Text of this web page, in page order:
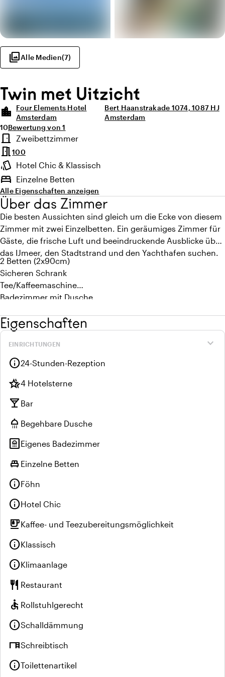
photo_libraryAlle Medien(7)
Twin met Uitzicht
location_city
Four Elements Hotel
Amsterdam
Bert Haanstrakade 1074, 1087 HJ
Amsterdam
Durchschnittliche Bewertung von 10 von 10
10Anzahl der Bewertungen: 1
Bewertung von 1
Highlights
door_front
Zimmertyp
Zweibettzimmer
meeting_room100
style
Ambiente
Hotel Chic & Klassisch
bed Einzelne Betten
Alle Eigenschaften anzeigen
Über das Zimmer
Die besten Aussichten sind gleich um die Ecke von diesem
Zimmer mit zwei Einzelbetten. Ein geräumiges Zimmer für
Gäste, die frische Luft und beeindruckende Ausblicke über
das IJmeer, den Stadtstrand und den Yachthafen suchen.
2 Betten (2x90cm)
Sicheren Schrank
Tee/Kaffeemaschine
Badezimmer mit Dusche
Smart TV
Eigenschaften
expand_more
EINRICHTUNGEN
info24-Stunden-Rezeption
hotel_class4 Hotelsterne
local_bar Bar
shower Begehbare Dusche
bathroomEigenes Badezimmer
single_bed Einzelne Betten
infoFöhn
infoHotel Chic
emoji_food_beverageKaffee- und Teezubereitungsmöglichkeit
infoKlassisch
infoKlimaanlage
restaurant Restaurant
accessible Rollstuhlgerecht
infoSchalldämmung
deskSchreibtisch
infoToilettenartikel